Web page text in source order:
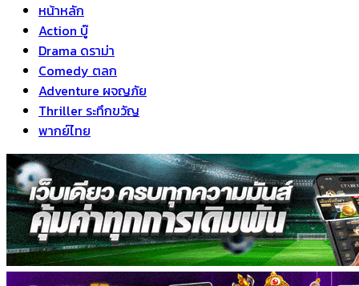
หน้าหลัก
Action บู๊
Drama ดราม่า
Comedy ตลก
Adventure ผจญภัย
Thriller ระทึกขวัญ
พากย์ไทย